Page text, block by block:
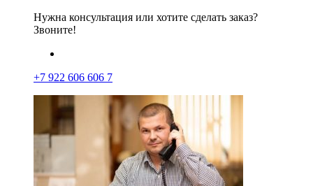
Нужна консультация или хотите сделать заказ?
Звоните!
+7 922 606 606 7